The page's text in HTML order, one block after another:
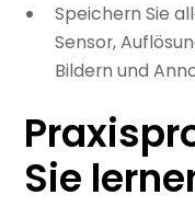
Speichern Sie
Sensor,
Bildern und
Sie